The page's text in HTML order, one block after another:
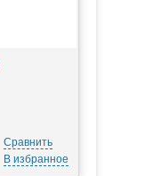
Сравнить
В избранное